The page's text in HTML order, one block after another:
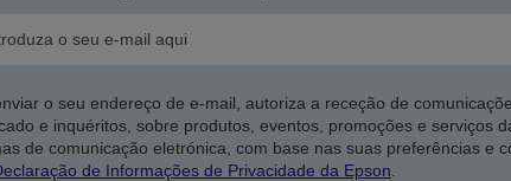
o seu endereço de e-mail, autoriza a receção de
e inquéritos, sobre produtos, eventos, promoções e serviços
de comunicação eletrónica, com base nas suas preferências e
de Informações de Privacidade da Epson